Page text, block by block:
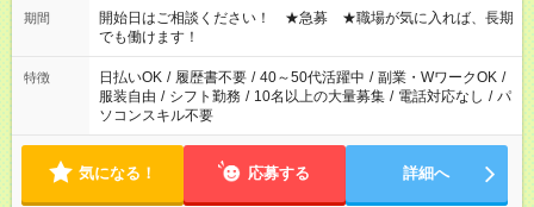
ん ※法令に基づき、週20時間以上勤務は社会保険への加入対象
となります ※労働者派遣法（日雇い派遣の原則禁止）により、
短時間・短期間の就業はご案内が難しい場合があります
期間
開始日はご相談ください！ ★急募 ★職場が気に入れば、長期
でも働けます！
特徴 日払いOK / 履歴書不要 / 40～50代活躍中 / 副業・WワークOK /
服装自由 / シフト勤務 / 10名以上の大量募集 / 電話対応なし / パ
ソコンスキル不要
気になる！ 応募する 詳細へ